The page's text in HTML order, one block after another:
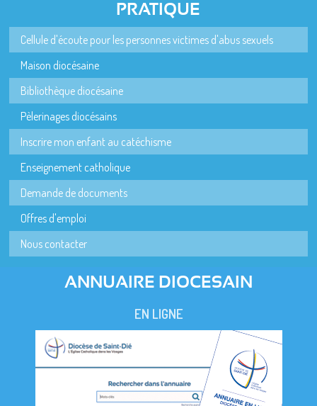
PRATIQUE
Cellule d'écoute pour les personnes victimes d'abus sexuels
Maison diocésaine
Bibliothèque diocésaine
Pèlerinages diocésains
Inscrire mon enfant au catéchisme
Enseignement catholique
Demande de documents
Offres d'emploi
Nous contacter
ANNUAIRE DIOCESAIN
EN LIGNE